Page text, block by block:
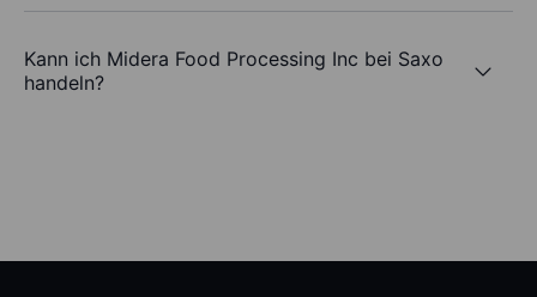
Kann ich Midera Food Processing Inc bei Saxo
handeln?